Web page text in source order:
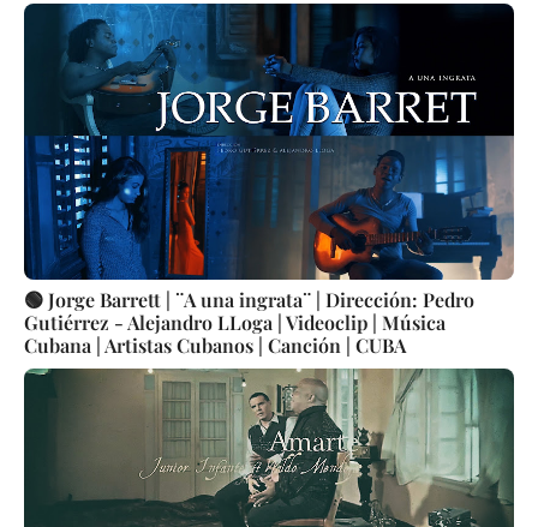
🟢 Jorge Barrett | ¨A una ingrata¨ | Dirección: Pedro
Gutiérrez - Alejandro LLoga | Videoclip | Música
Cubana | Artistas Cubanos | Canción | CUBA